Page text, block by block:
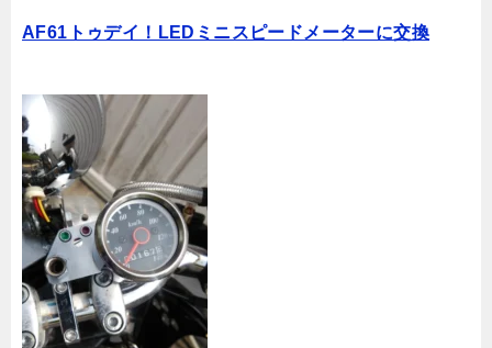
AF61トゥデイ！LEDミニスピードメーターに交換